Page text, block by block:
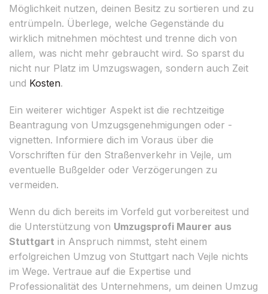
Möglichkeit nutzen, deinen Besitz zu sortieren und zu
entrümpeln. Überlege, welche Gegenstände du
wirklich mitnehmen möchtest und trenne dich von
allem, was nicht mehr gebraucht wird. So sparst du
nicht nur Platz im Umzugswagen, sondern auch Zeit
und Kosten.
Ein weiterer wichtiger Aspekt ist die rechtzeitige
Beantragung von Umzugsgenehmigungen oder -
vignetten. Informiere dich im Voraus über die
Vorschriften für den Straßenverkehr in Vejle, um
eventuelle Bußgelder oder Verzögerungen zu
vermeiden.
Wenn du dich bereits im Vorfeld gut vorbereitest und
die Unterstützung von Umzugsprofi Maurer aus
Stuttgart in Anspruch nimmst, steht einem
erfolgreichen Umzug von Stuttgart nach Vejle nichts
im Wege. Vertraue auf die Expertise und
Professionalität des Unternehmens, um deinen Umzug